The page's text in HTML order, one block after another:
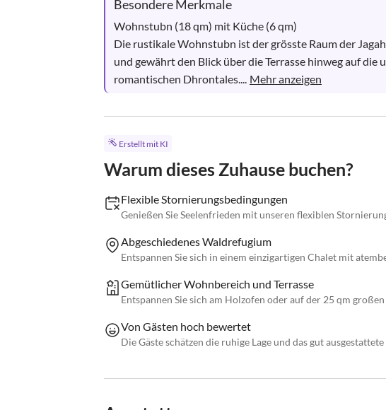
Besondere Merkmale
Wohnstubn (18 qm) mit Küche (6 qm)
Die rustikale Wohnstubn ist der grösste Raum der
und gewährt den Blick über die Terrasse hinweg auf die
romantischen Dhrontales.... Mehr anzeigen
Erstellt mit KI
Warum dieses Zuhause buchen?
Flexible Stornierungsbedingungen
Genießen Sie Seelenfrieden mit unseren flexiblen
Abgeschiedenes Waldrefugium
Entspannen Sie sich in einem einzigartigen Chalet mit
Gemütlicher Wohnbereich und Terrasse
Entspannen Sie sich am Holzofen oder auf der 25 qm
Von Gästen hoch bewertet
Die Gäste schätzen die ruhige Lage und das gut